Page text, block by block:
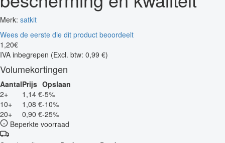
Merk: satkit
Wees de eerste die dit product beoordeelt
1 ,20€
IVA inbegrepen (Excl. btw: 0,99 €)
Volumekortingen
AantalPrijs Opslaan
2+
1,14 €-5%
10+
1,08 €-10%
20+
0,90 €-25%
Beperkte voorraad